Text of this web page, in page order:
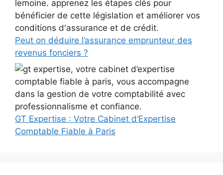
Peut on déduire l’assurance emprunteur des
revenus fonciers ?
GT Expertise : Votre Cabinet d’Expertise
Comptable Fiable à Paris